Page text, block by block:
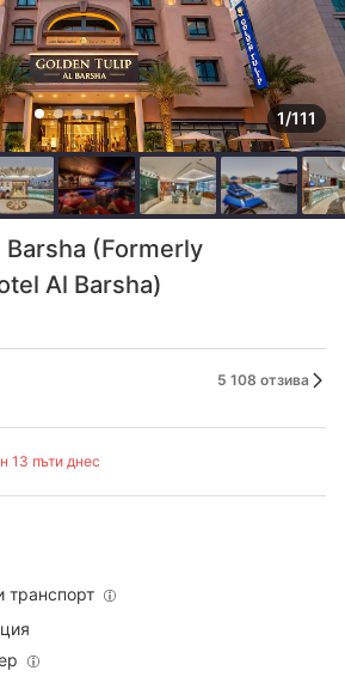
1/111
(Formerly
Al Barsha)
4 звезди
5 108 отзива
13 пъти днес
транспорт